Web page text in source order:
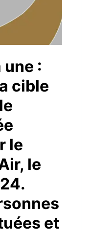
:
cible
le
le
et